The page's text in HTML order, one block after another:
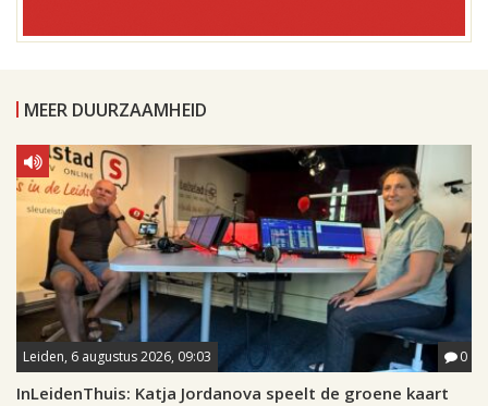
MEER DUURZAAMHEID
Leiden, 6 augustus 2026, 09:03 0
InLeidenThuis: Katja Jordanova speelt de groene kaart